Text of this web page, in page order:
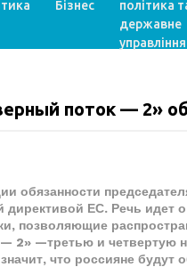
Бізнес
політика
державне
управління
поток — 2»
обязанности
ЕС. Речь идет
позволяющие
2» —третью и четвертую
что россияне будут